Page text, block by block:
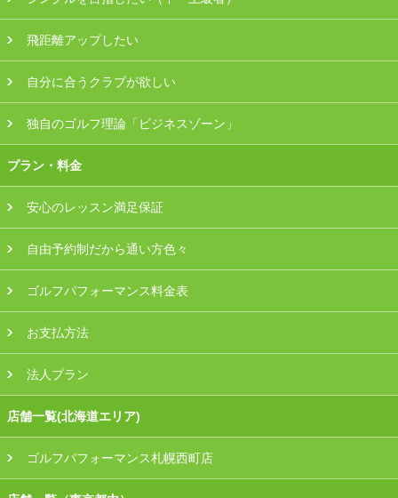
飛距離アップしたい
自分に合うクラブが欲しい
独自のゴルフ理論「ビジネスゾーン」
プラン・料金
安心のレッスン満足保証
自由予約制だから通い方色々
ゴルフパフォーマンス料金表
お支払方法
法人プラン
店舗一覧(北海道エリア)
ゴルフパフォーマンス札幌西町店